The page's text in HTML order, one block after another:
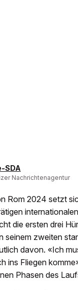
SDA
Nachrichtenagentur
Rom 2024 setzt
die ersten drei
seinem zweiten
davon. «Ich
ins Fliegen
Phasen des